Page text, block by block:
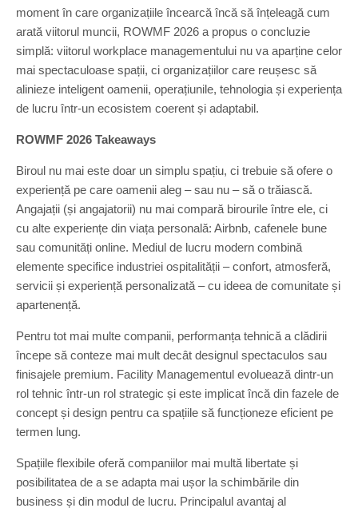
moment în care organizațiile încearcă încă să înțeleagă cum
arată viitorul muncii, ROWMF 2026 a propus o concluzie
simplă: viitorul workplace managementului nu va aparține celor
mai spectaculoase spații, ci organizațiilor care reușesc să
alinieze inteligent oamenii, operațiunile, tehnologia și experiența
de lucru într-un ecosistem coerent și adaptabil.
ROWMF 2026 Takeaways
Biroul nu mai este doar un simplu spațiu, ci trebuie să ofere o
experiență pe care oamenii aleg – sau nu – să o trăiască.
Angajații (și angajatorii) nu mai compară birourile între ele, ci
cu alte experiențe din viața personală: Airbnb, cafenele bune
sau comunități online. Mediul de lucru modern combină
elemente specifice industriei ospitalității – confort, atmosferă,
servicii și experiență personalizată – cu ideea de comunitate și
apartenență.
Pentru tot mai multe companii, performanța tehnică a clădirii
începe să conteze mai mult decât designul spectaculos sau
finisajele premium. Facility Managementul evoluează dintr-un
rol tehnic într-un rol strategic și este implicat încă din fazele de
concept și design pentru ca spațiile să funcționeze eficient pe
termen lung.
Spațiile flexibile oferă companiilor mai multă libertate și
posibilitatea de a se adapta mai ușor la schimbările din
business și din modul de lucru. Principalul avantaj al